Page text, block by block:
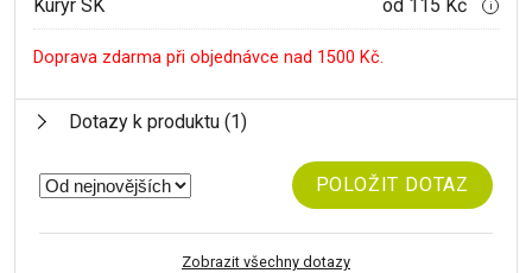
Kurýr SK od 115 Kč i
Doprava zdarma při objednávce nad 1500 Kč.
Dotazy k produktu (1)
POLOŽIT DOTAZ
Zobrazit všechny dotazy